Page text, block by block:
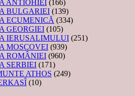
ANTIOHIEI (166)
BULGARIEI (139)
ECUMENICĂ (334)
GEORGIEI (105)
IERUSALIMULUI (251)
MOSCOVEI (939)
ROMÂNIEI (960)
SERBIEI (171)
ATHOS (249)
(10)